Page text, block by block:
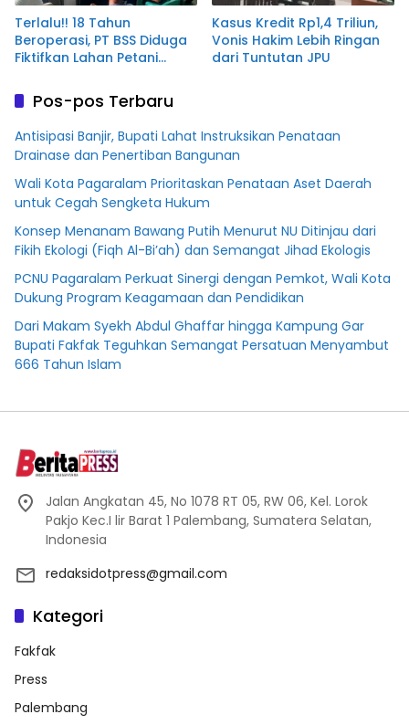
Terlalu!! 18 Tahun
Beroperasi, PT BSS Diduga
Fiktifkan Lahan Petani
Kasus Kredit Rp1,4 Triliun,
Vonis Hakim Lebih Ringan
dari Tuntutan JPU
Pos-pos Terbaru
Antisipasi Banjir, Bupati Lahat Instruksikan Penataan
Drainase dan Penertiban Bangunan
Wali Kota Pagaralam Prioritaskan Penataan Aset Daerah
untuk Cegah Sengketa Hukum
Konsep Menanam Bawang Putih Menurut NU Ditinjau dari
Fikih Ekologi (Fiqh Al-Bi’ah) dan Semangat Jihad Ekologis
PCNU Pagaralam Perkuat Sinergi dengan Pemkot, Wali Kota
Dukung Program Keagamaan dan Pendidikan
Dari Makam Syekh Abdul Ghaffar hingga Kampung Gar
Bupati Fakfak Teguhkan Semangat Persatuan Menyambut
666 Tahun Islam
Jalan Angkatan 45, No 1078 RT 05, RW 06, Kel. Lorok
Pakjo Kec.I lir Barat 1 Palembang, Sumatera Selatan,
Indonesia
redaksidotpress@gmail.com
Kategori
Fakfak
Press
Palembang